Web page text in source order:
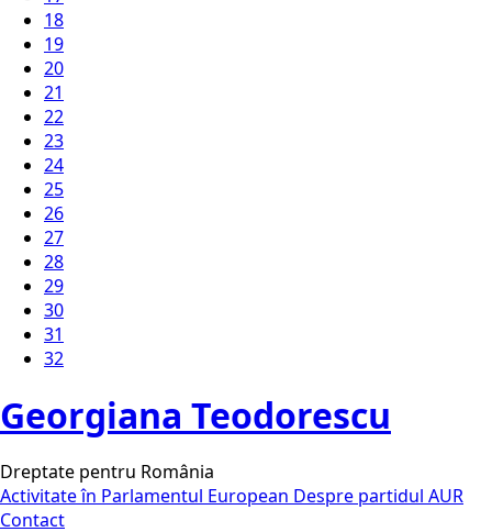
18
19
20
21
22
23
24
25
26
27
28
29
30
31
32
Georgiana Teodorescu
Dreptate pentru România
Activitate în Parlamentul European Despre partidul AUR
Contact